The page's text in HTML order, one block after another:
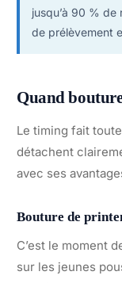
jusqu’à 90 %
de prélèvement
Quand
Le timing fait
détachent
avec ses
Bouture de
C’est le moment
sur les jeunes